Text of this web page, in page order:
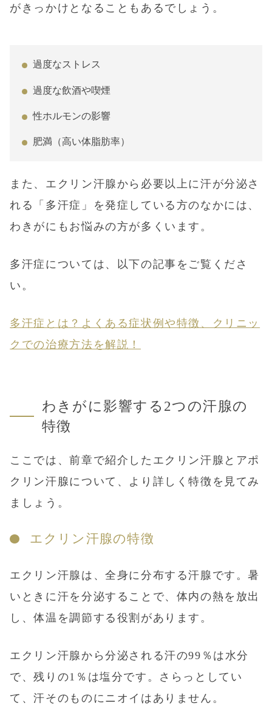
がきっかけとなることもあるでしょう。
過度なストレス
過度な飲酒や喫煙
性ホルモンの影響
肥満（高い体脂肪率）
また、エクリン汗腺から必要以上に汗が分泌さ
れる「多汗症」を発症している方のなかには、
わきがにもお悩みの方が多くいます。
多汗症については、以下の記事をご覧くださ
い。
多汗症とは？よくある症状例や特徴、クリニッ
クでの治療方法を解説！
わきがに影響する2つの汗腺の
特徴
ここでは、前章で紹介したエクリン汗腺とアポ
クリン汗腺について、より詳しく特徴を見てみ
ましょう。
エクリン汗腺の特徴
エクリン汗腺は、全身に分布する汗腺です。暑
いときに汗を分泌することで、体内の熱を放出
し、体温を調節する役割があります。
エクリン汗腺から分泌される汗の99％は水分
で、残りの1％は塩分です。さらっとしてい
て、汗そのものにニオイはありません。